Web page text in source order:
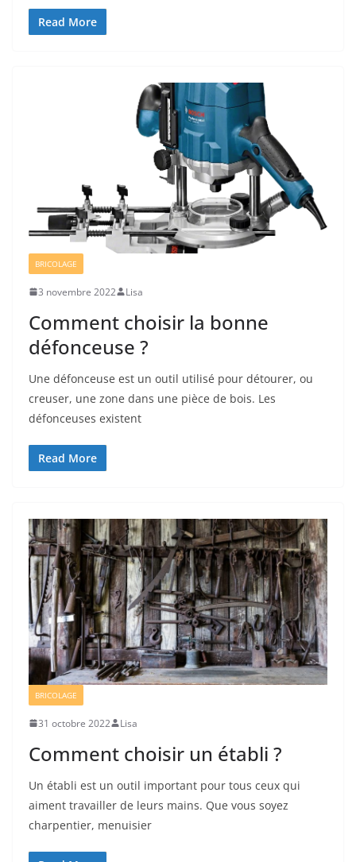
Read More
BRICOLAGE
3 novembre 2022 Lisa
Comment choisir la bonne
défonceuse ?
Une défonceuse est un outil utilisé pour détourer, ou
creuser, une zone dans une pièce de bois. Les
défonceuses existent
Read More
BRICOLAGE
31 octobre 2022 Lisa
Comment choisir un établi ?
Un établi est un outil important pour tous ceux qui
aiment travailler de leurs mains. Que vous soyez
charpentier, menuisier